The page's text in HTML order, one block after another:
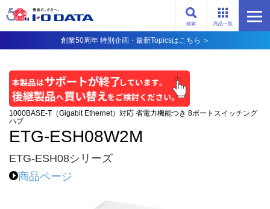
商品一覧
検索
創業50周年 特別企画・最新Topicsはこちら ＞
1000BASE-T（Gigabit Ethernet）対応 省電力機能つき 8ポートスイッチング
ハブ
ETG-ESH08W2M
ETG-ESH08シリーズ
商品ページ